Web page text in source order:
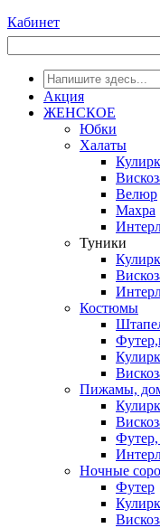
Кабинет
Акция
ЖЕНСКОЕ
Юбки
Халаты
Велюр
Махра
Туники
Костюмы
Пижамы,
Футер,
Ночные
Футер